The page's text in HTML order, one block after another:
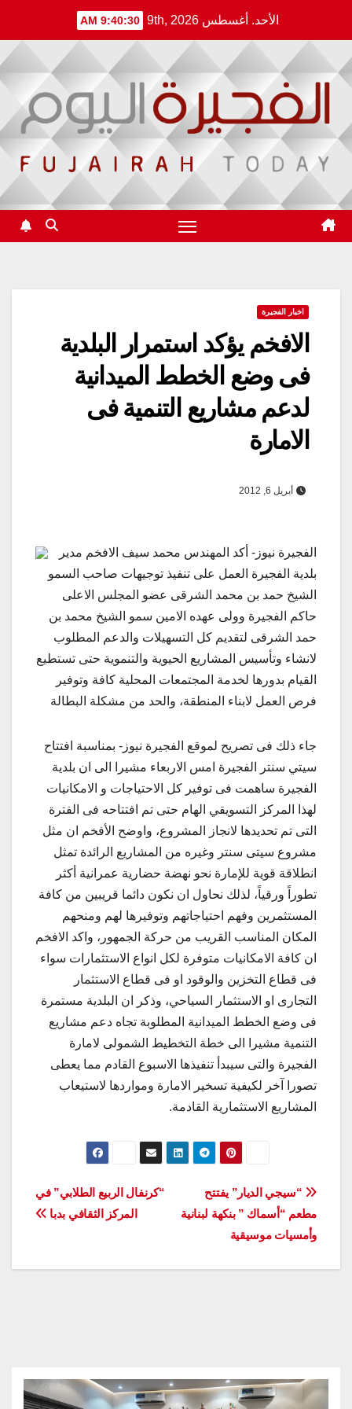
content
الأحد. أغسطس 9th, 2026 9:40:30 AM
اخبار الفجيرة
الافخم يؤكد استمرار البلدية
فى وضع الخطط الميدانية
لدعم مشاريع التنمية فى
الامارة
أبريل 6, 2012
الفجيرة نيوز- أكد المهندس محمد سيف الافخم مدير
بلدية الفجيرة العمل على تنفيذ توجيهات صاحب السمو
الشيخ حمد بن محمد الشرقى عضو المجلس الاعلى
حاكم الفجيرة وولى عهده الامين سمو الشيخ محمد بن
حمد الشرقى لتقديم كل التسهيلات والدعم المطلوب
لانشاء وتأسيس المشاريع الحيوية والتنموية حتى تستطيع
القيام بدورها لخدمة المجتمعات المحلية كافة وتوفير
فرص العمل لابناء المنطقة، والحد من مشكلة البطالة
جاء ذلك فى تصريح لموقع الفجيرة نيوز- بمناسبة افتتاح
سيتي سنتر الفجيرة امس الاربعاء مشيرا الى ان بلدية
الفجيرة ساهمت فى توفير كل الاحتياجات و الامكانيات
لهذا المركز التسويقي الهام حتى تم افتتاحه فى الفترة
التى تم تحديدها لانجاز المشروع، واوضح الأفخم ان مثل
مشروع سيتى سنتر وغيره من المشاريع الرائدة تمثل
انطلاقة قوية للإمارة نحو نهضة حضارية عمرانية أكثر
تطوراً ورقياً، لذلك نحاول ان نكون دائما قريبين من كافة
المستثمرين وفهم احتياجاتهم وتوفيرها لهم ومنحهم
المكان المناسب القريب من حركة الجمهور، واكد الافخم
ان كافة الامكانيات متوفرة لكل انواع الاستثمارات سواء
فى قطاع التخزين والوقود او فى قطاع الاستثمار
التجارى او الاستثمار السياحي، وذكر ان البلدية مستمرة
فى وضع الخطط الميدانية المطلوبة تجاه دعم مشاريع
التنمية مشيرا الى خطة التخطيط الشمولى لامارة
الفجيرة والتى سيبدأ تنفيذها الاسبوع القادم مما يعطى
تصورا آخر لكيفية تسخير الامارة ومواردها لاستيعاب
المشاريع الاستثمارية القادمة.
تصفّح
المقالات
“كرنفال الربيع الطلابي” في
المركز الثقافي بدبا
“سيجي الديار” يفتتح
مطعم “أسماك ” بنكهة لبنانية
وأمسيات موسيقية